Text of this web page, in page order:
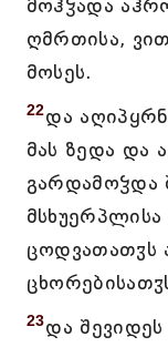
მოჰჴადა
ღმრთისა,
მოსეს.
22და
მას ზედა და
გარდამოჴდა
ცოდვათათჳს
23და